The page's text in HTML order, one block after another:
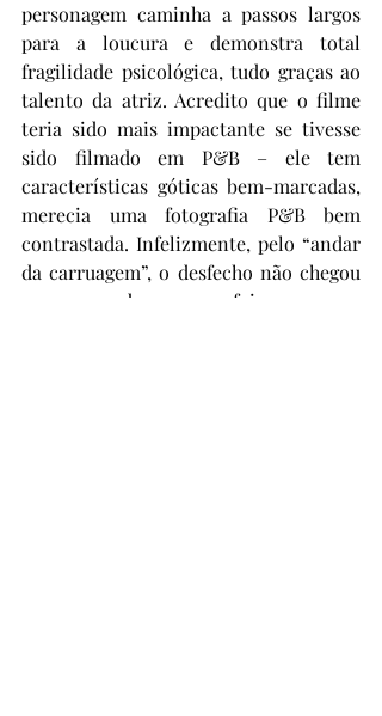
personagem caminha a passos largos
para a loucura e demonstra total
fragilidade psicológica, tudo graças ao
talento da atriz. Acredito que o filme
teria sido mais impactante se tivesse
sido filmado em P&B – ele tem
características góticas bem-marcadas,
merecia uma fotografia P&B bem
contrastada. Infelizmente, pelo “andar
da carruagem”, o desfecho não chegou
a surpreender, o que foi um pouco